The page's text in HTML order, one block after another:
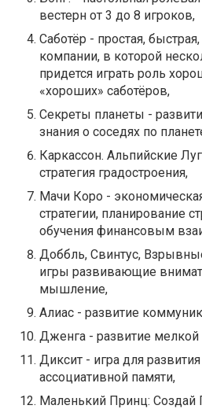
вестерн от 3 до 8 игроков,
Саботёр - простая,
компании, в которой
придется играть роль
«хороших» саботёров,
Секреты планеты -
знания о соседях по
Каркассон. Альпийские
стратегия градостроения,
Мачи Коро -
стратегии, планирование
обучения финансовым
Доббль, Свинтус,
игры развивающие
мышление,
Алиас - развитие
Дженга - развитие мелкой
Диксит - игра для
ассоциативной памяти,
Маленький Принц: Создай